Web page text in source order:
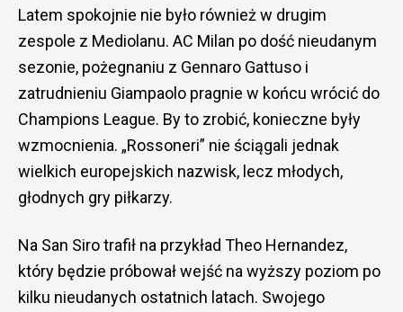
Latem spokojnie nie było również w drugim
zespole z Mediolanu. AC Milan po dość nieudanym
sezonie, pożegnaniu z Gennaro Gattuso i
zatrudnieniu Giampaolo pragnie w końcu wrócić do
Champions League. By to zrobić, konieczne były
wzmocnienia. „Rossoneri” nie ściągali jednak
wielkich europejskich nazwisk, lecz młodych,
głodnych gry piłkarzy.
Na San Siro trafił na przykład Theo Hernandez,
który będzie próbował wejść na wyższy poziom po
kilku nieudanych ostatnich latach. Swojego